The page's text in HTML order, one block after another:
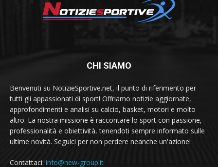
CHI SIAMO
Benvenuti su NotizieSportive.net, il punto di riferimento per
tutti gli appassionati di sport! Offriamo notizie aggiornate,
approfondimenti e analisi su calcio, basket, motori e molto
altro. La nostra missione è raccontare lo sport con passione,
professionalità e obiettività, tenendoti sempre informato sulle
ultime novità. Seguici per non perdere neanche un'azione!
Contattaci: info@new-group.it